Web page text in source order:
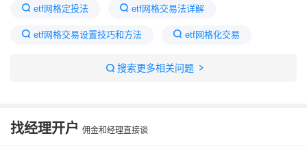
etf网格定投法 etf网格交易法详解
etf网格交易设置技巧和方法 etf网格化交易
300etf网格交易
搜索更多相关问题
找经理开户 佣金和经理直接谈